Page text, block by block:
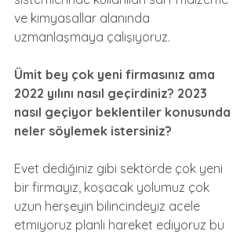
ve kimyasallar alanında
uzmanlaşmaya çalışıyoruz.
Ümit bey çok yeni firmasınız ama
2022 yılını nasıl geçirdiniz? 2023
nasıl geçiyor beklentiler konusunda
neler söylemek istersiniz?
Evet dediğiniz gibi sektörde çok yeni
bir firmayız, koşacak yolumuz çok
uzun herşeyin bilincindeyiz acele
etmiyoruz planlı hareket ediyoruz bu